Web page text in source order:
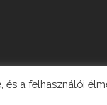
a felhasználói